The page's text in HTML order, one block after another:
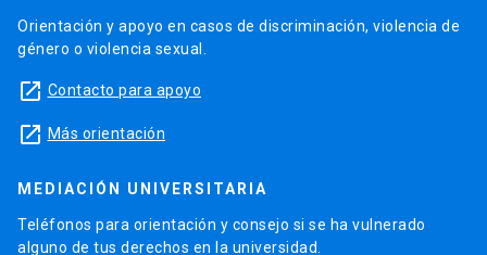
Orientación y apoyo en casos de discriminación, violencia de
género o violencia sexual.
launch Contacto para apoyo
launch Más orientación
MEDIACIÓN UNIVERSITARIA
Teléfonos para orientación y consejo si se ha vulnerado
alguno de tus derechos en la universidad.